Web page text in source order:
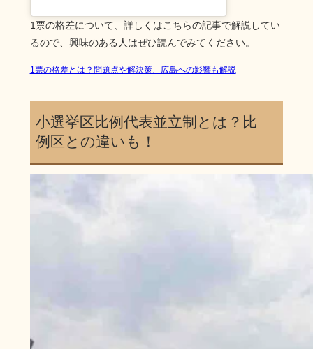
1票の格差について、詳しくはこちらの記事で解説してい
るので、興味のある人はぜひ読んでみてください。
1票の格差とは？問題点や解決策、広島への影響も解説
小選挙区比例代表並立制とは？比
例区との違いも！